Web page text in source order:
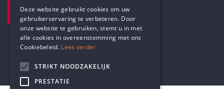
Pottenbrug 4
Antwerpen, 2000
DUTCH
Deze website gebruikt cookies om uw
gebruikerservaring te verbeteren. Door
onze website te gebruiken, stemt u in met
alle cookies in overeenstemming met ons
Cookiebeleid. Lees verder
STRIKT NOODZAKELIJK
PRESTATIE